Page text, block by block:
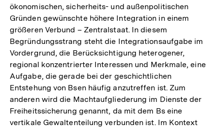
ökonomischen, sicherheits- und außenpolitischen
Gründen gewünschte höhere Integration in einem
größeren Verbund – Zentralstaat. In diesem
Begründungsstrang steht die Integrationsaufgabe im
Vordergrund, die Berücksichtigung heterogener,
regional konzentrierter Interessen und Merkmale, eine
Aufgabe, die gerade bei der geschichtlichen
Entstehung von Bsen häufig anzutreffen ist. Zum
anderen wird die Machtaufgliederung im Dienste der
Freiheitssicherung genannt, da mit dem Bs eine
vertikale Gewaltenteilung verbunden ist. Im Kontext